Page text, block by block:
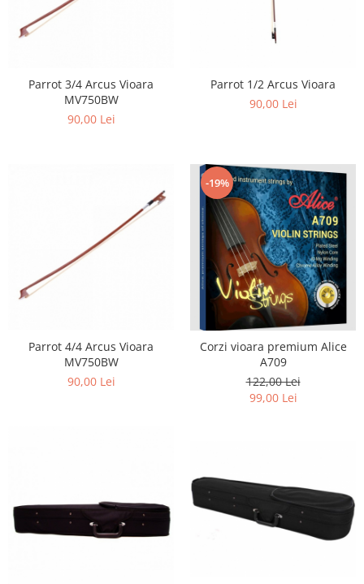
Parrot 3/4 Arcus Vioara
MV750BW
90,00 Lei
Parrot 1/2 Arcus Vioara
90,00 Lei
Parrot 4/4 Arcus Vioara
MV750BW
90,00 Lei
-19%
Corzi vioara premium Alice
A709
122,00 Lei
99,00 Lei